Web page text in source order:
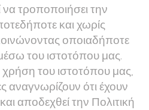
να τροποποιήσει την
και χωρίς
οποιαδήποτε
του ιστοτόπου μας.
του ιστοτόπου μας,
αναγνωρίζουν ότι έχουν
αποδεχθεί την Πολιτική
Experience
In order for
our website
to perform
as well as